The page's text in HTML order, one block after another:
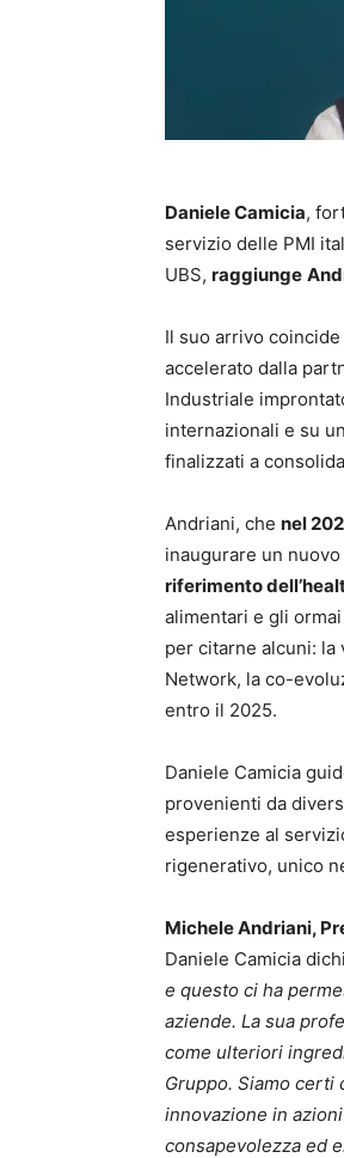
Daniele Camicia,
servizio delle PMI
UBS, raggiunge
Il suo arrivo
accelerato dalla
Industriale
internazionali e su
finalizzati a
Andriani, che nel
inaugurare un
riferimento
alimentari e gli
per citarne alcuni: la
Network, la co-
entro il 2025.
Daniele Camicia
provenienti da
esperienze al
rigenerativo, unico
Michele Andriani,
Daniele Camicia
e questo ci ha
aziende. La sua
come ulteriori
Gruppo. Siamo certi
innovazione in
consapevolezza ed